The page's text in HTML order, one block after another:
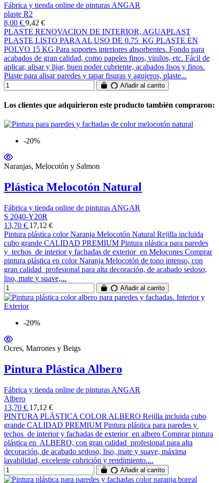
Fábrica y tienda online de pinturas ANGAR
plaste R2
8,00 € 9,42 €
PLASTE RENOVACION DE INTERIOR, AGUAPLAST
PLASTE LISTO PARA AL USO DE 0.75 KG PLASTE EN
POLVO 15 KG Para soportes interiores absorbentes. Fondo para
acabados de gran calidad, como papeles finos, vinilos, etc. Fácil de
aplicar, alisar y lijar, buen poder cubriente, acabados lisos y finos.
Plaste para alisar paredes y tapar fisuras y agujeros, plaste...
Añadir al carrito
Los clientes que adquirieron este producto también compraron:
-20%
Naranjas, Melocotón y Salmon
Plástica Melocotón Natural
Fábrica y tienda online de pinturas ANGAR
S 2040-Y20R
13,70 € 17,12 €
Pintura plástica color Naranja Melocotón Natural Rejilla incluida
cubo grande CALIDAD PREMIUM Pintura plástica para paredes
y techos de interior y fachadas de exterior en Melocones Comprar
pintura plástica en color Naranja Melocotón de tono intenso, con
gran calidad profesional para alta decoración, de acabado sedoso,
liso, mate y suave,...
Añadir al carrito
-20%
Ocres, Marrones y Beigs
Pintura Plástica Albero
Fábrica y tienda online de pinturas ANGAR
Albero
13,70 € 17,12 €
PINTURA PLÁSTICA COLOR ALBERO Rejilla incluida cubo
grande CALIDAD PREMIUM Pintura plástica para paredes y
techos de interior y fachadas de exterior en albero Comprar pintura
plástica en ALBERO, con gran calidad profesional para alta
decoración, de acabado sedoso, liso, mate y suave, máxima
lavabilidad, excelente cubrición y rendimiento....
Añadir al carrito